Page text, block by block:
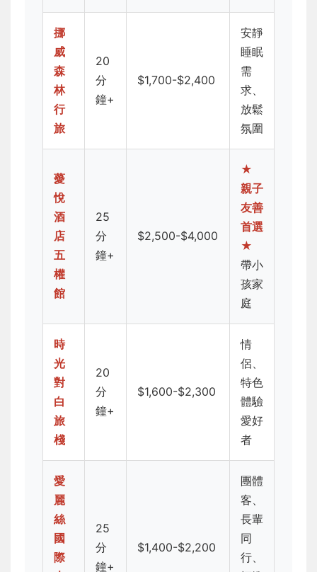
挪
威
森
林
行
旅
20
分
鐘+
$1,700-$2,400
安靜
睡眠
需
求、
放鬆
氛圍
薆
悅
酒
店
五
權
館
25
分
鐘+
$2,500-$4,000
★
親子
友善
首選
★
帶小
孩家
庭
時
光
對
白
旅
棧
20
分
鐘+
$1,600-$2,300
情
侶、
特色
體驗
愛好
者
愛
麗
絲
國
際
25
分
鐘+
$1,400-$2,200
團體
客、
長輩
同
行、